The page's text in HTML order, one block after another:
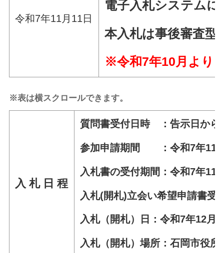
令和7年11月11日
電子入札システム
本入札は事後審査型
※令和7年10月より
※表は横スクロールできます。
入 札 日 程
質問書受付日時 ：告示日から
参加申請期間 ：令和7年11月
入札書の受付期間：令和7年11
入札(開札)立会い希望申請書受
入札（開札）日：令和7年12月
入札（開札）場所：石岡市役